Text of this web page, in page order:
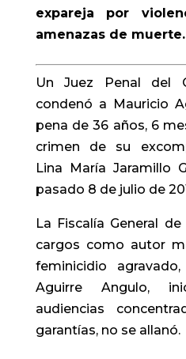
expareja por
amenazas de muerte.
Un Juez Penal del
condenó a Mauricio
pena de 36 años, 6
crimen de su
Lina María Jaramillo
pasado 8 de julio de
La Fiscalía General
cargos como autor
feminicidio
Aguirre Angulo,
audiencias
garantías, no se allanó.